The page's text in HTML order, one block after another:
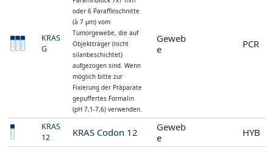
KRAS
G
oder 6 Paraffinschnitte
(à 7 µm) vom
Tumorgewebe, die auf
Objektträger (nicht
silanbeschichtet)
aufgezogen sind. Wenn
möglich bitte zur
Fixierung der Präparate
gepuffertes Formalin
(pH 7,1-7,6) verwenden.
Geweb
e
PCR
KRAS
12
KRAS Codon 12
Geweb
e
HYB